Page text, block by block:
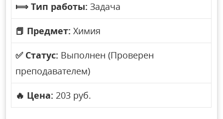
⟾ Тип работы: Задача
📕 Предмет: Химия
✅ Статус: Выполнен (Проверен
преподавателем)
🔥 Цена: 203 руб.